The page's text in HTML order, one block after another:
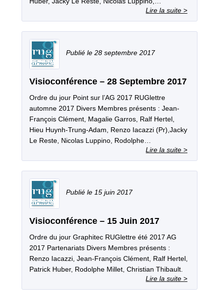
Visioconférence – 28 Septembre 2017
Ordre du jour Point sur l’AG 2017 RUGlettre
automne 2017 Divers Membres présents : Jean‐
François Clément, Magalie Garros, Ralf Hertel,
Hieu Huynh‐Trung‐Adam, Renzo Iacazzi (Pr),Jacky
Le Reste, Nicolas Luppino, Rodolphe…
28 septembre 2017
Visioconférence – 15 Juin 2017
Ordre du jour Graphitec RUGlettre été 2017 AG
2017 Partenariats Divers Membres présents :
Renzo Iacazzi, Jean-François Clément, Ralf Hertel,
Patrick Huber, Rodolphe Millet, Christian Thibault.
15 juin 2017